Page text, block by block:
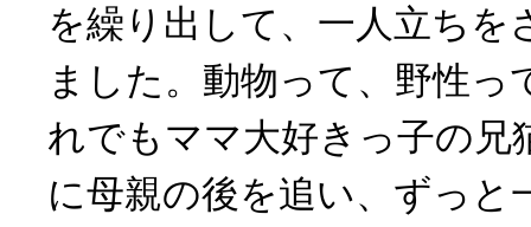
を繰り出して、一人立ちを
ました。動物って、野性っ
れでもママ大好きっ子の兄
に母親の後を追い、ずっと